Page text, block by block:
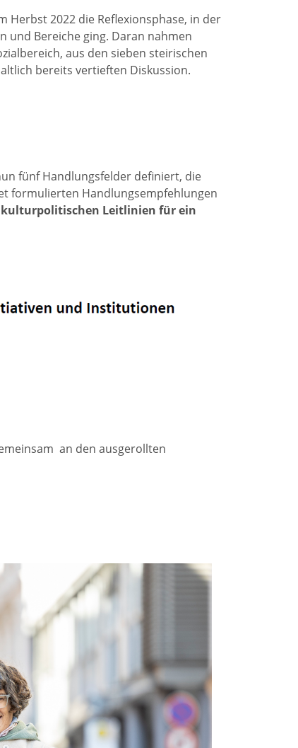
Herbst 2022 die Reflexionsphase, in der
und Bereiche ging. Daran nahmen
aus den sieben steirischen
bereits vertieften Diskussion.
fünf Handlungsfelder definiert, die
formulierten Handlungsempfehlungen
Leitlinien für ein
an den ausgerollten